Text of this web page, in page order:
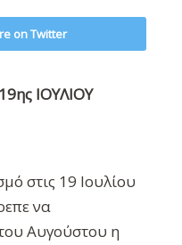
on Twitter
ΙΟΥΛΙΟΥ
στις 19 Ιουλίου
να
Αυγούστου η